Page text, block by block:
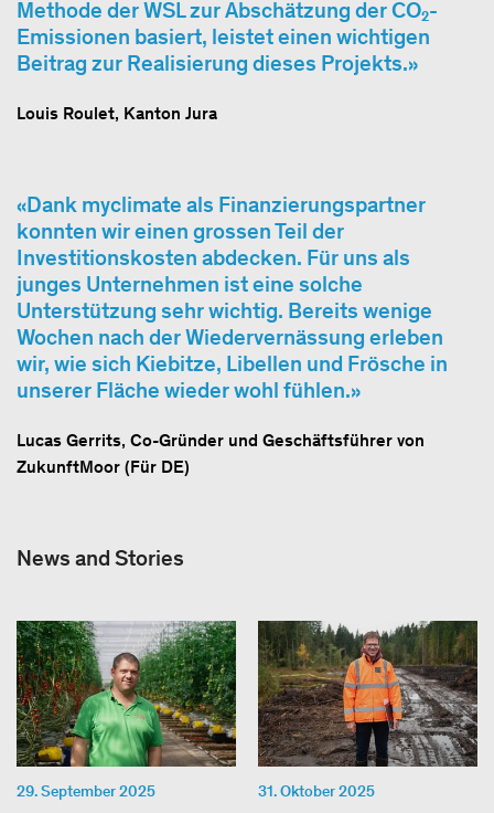
Methode der WSL zur Abschätzung der CO₂-
Emissionen basiert, leistet einen wichtigen
Beitrag zur Realisierung dieses Projekts.
Louis Roulet, Kanton Jura
Dank myclimate als Finanzierungspartner
konnten wir einen grossen Teil der
Investitionskosten abdecken. Für uns als
junges Unternehmen ist eine solche
Unterstützung sehr wichtig. Bereits wenige
Wochen nach der Wiedervernässung erleben
wir, wie sich Kiebitze, Libellen und Frösche in
unserer Fläche wieder wohl fühlen.
Lucas Gerrits, Co-Gründer und Geschäftsführer von
ZukunftMoor (Für DE)
News and Stories
29. September 2025 31. Oktober 2025